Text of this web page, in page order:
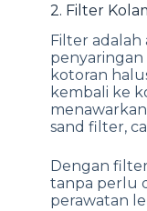
2. Filter
Filter adalah
penyaringan
kotoran
kembali ke
sand filter,
Dengan
tanpa perlu
perawatan